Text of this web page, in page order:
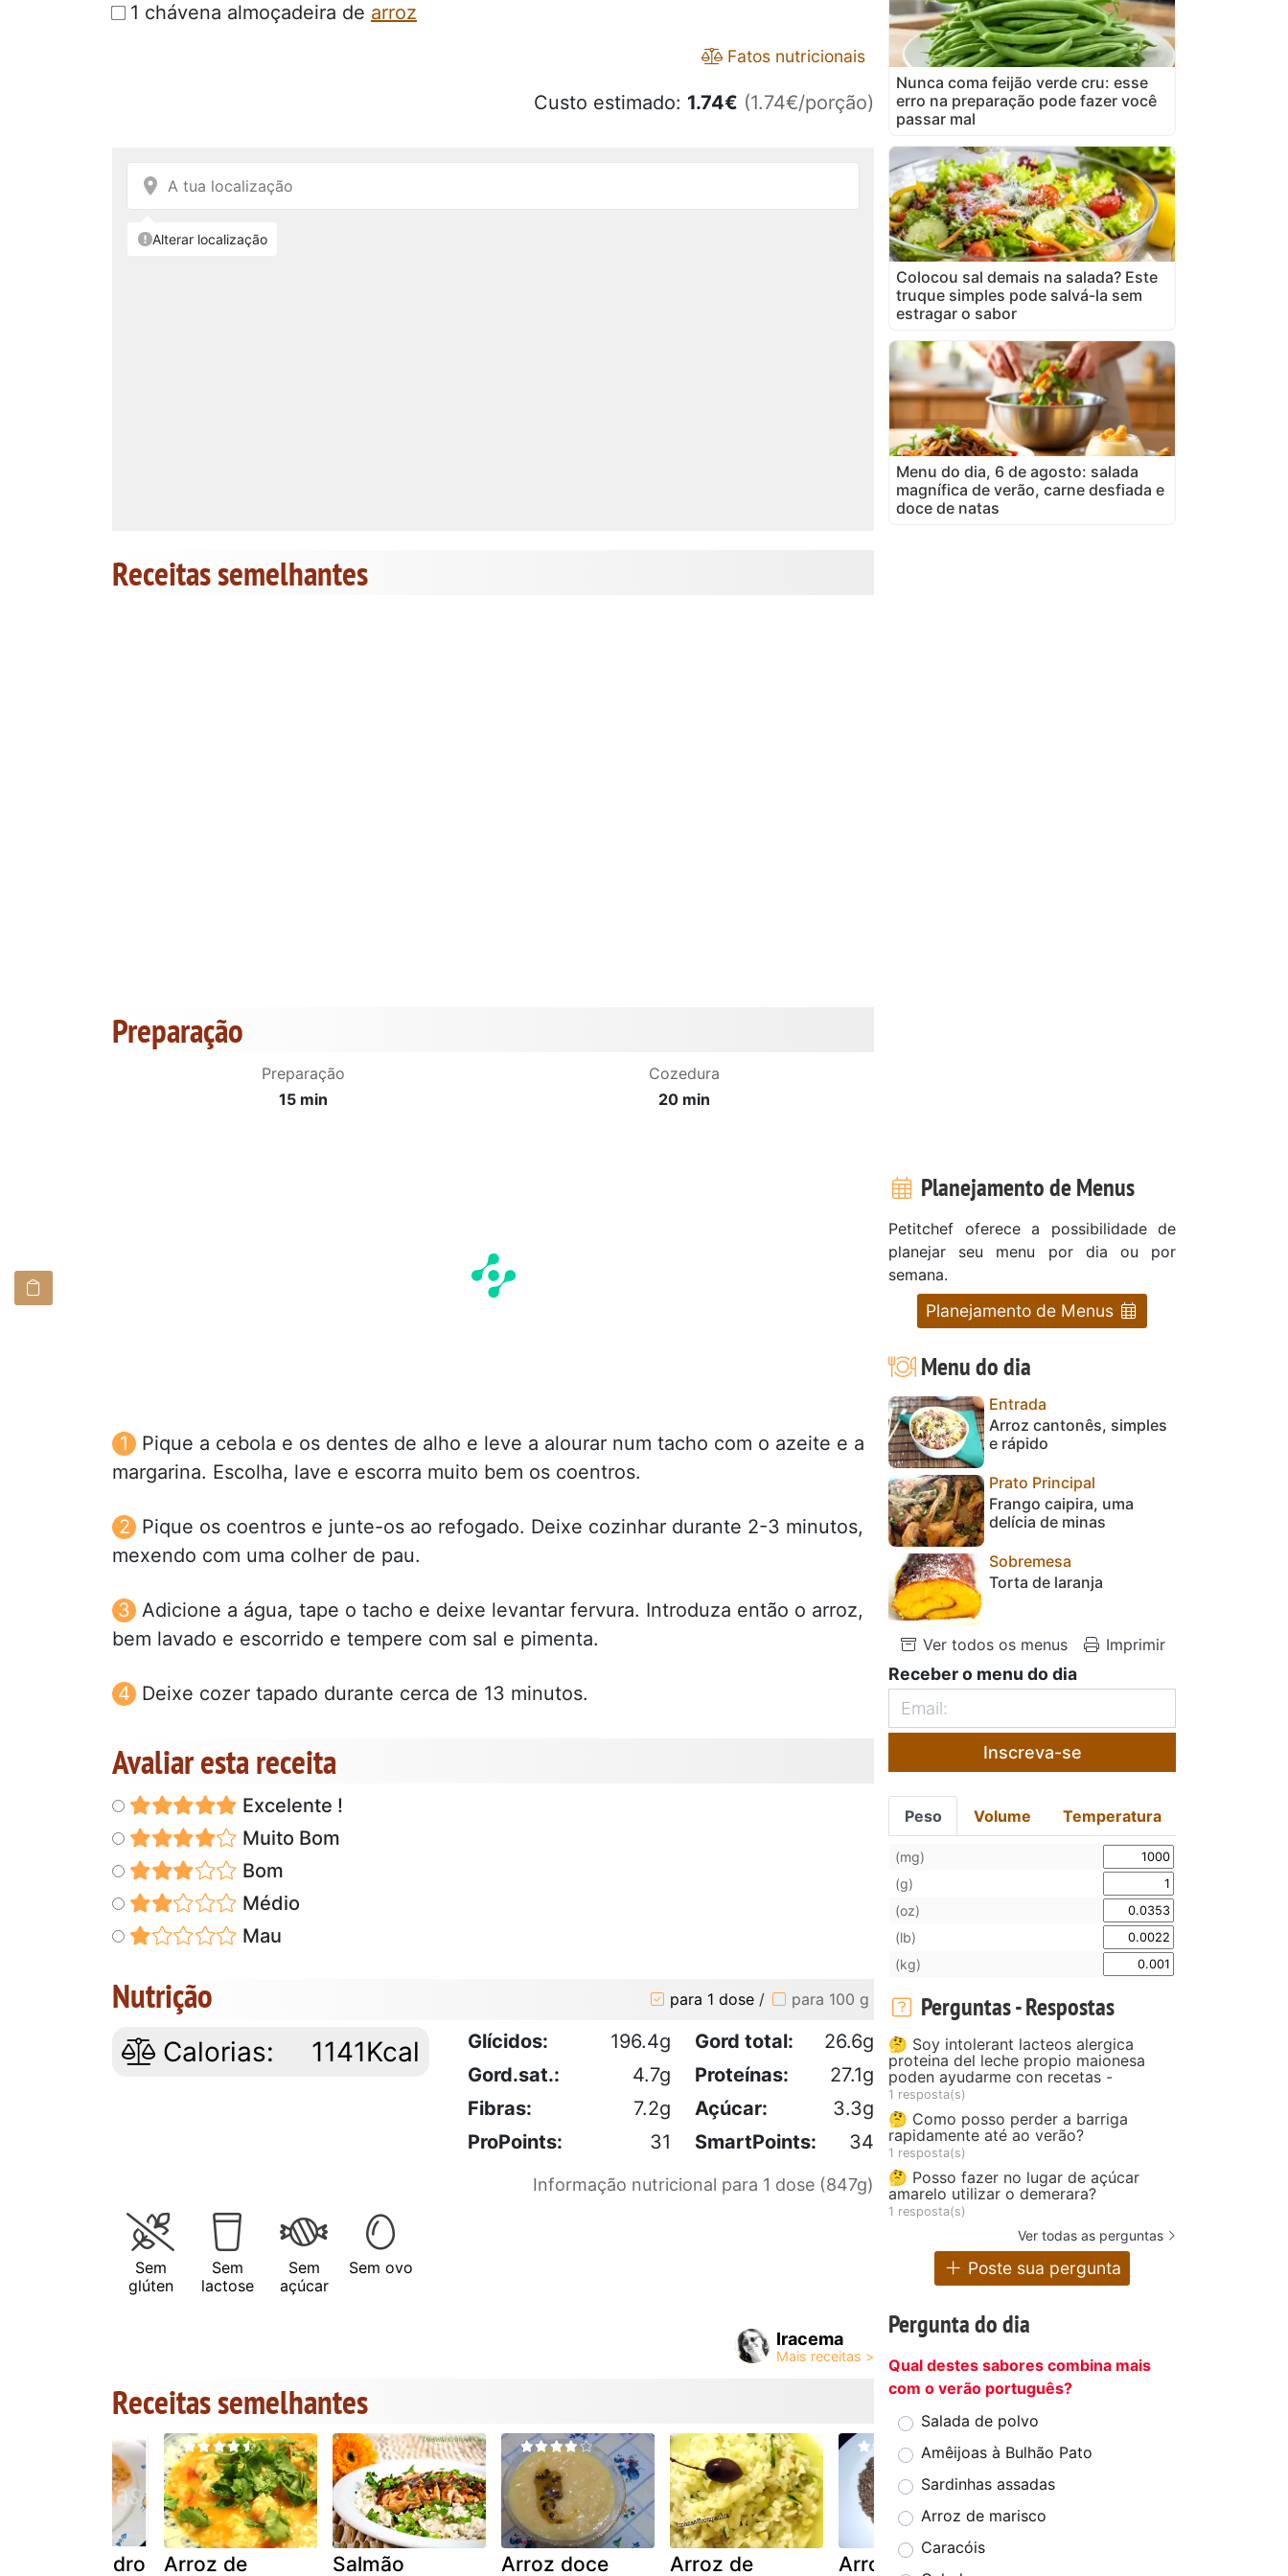
1 chávena almoçadeira de arroz
Fatos nutricionais
Custo estimado: 1.74€ (1.74€/porção)
Receitas semelhantes
Preparação
Preparação
15 min
Cozedura
20 min
Pique a cebola e os dentes de alho e leve a alourar num tacho com o azeite e a
margarina. Escolha, lave e escorra muito bem os coentros.
Pique os coentros e junte-os ao refogado. Deixe cozinhar durante 2-3 minutos,
mexendo com uma colher de pau.
Adicione a água, tape o tacho e deixe levantar fervura. Introduza então o arroz,
bem lavado e escorrido e tempere com sal e pimenta.
Deixe cozer tapado durante cerca de 13 minutos.
Avaliar esta receita
Excelente !
Muito Bom
Bom
Médio
Mau
Nutrição para 1 dose / para 100 g
Calorias: 1141Kcal Glícidos: 196.4g Gord total:
26.6g
Gord.sat.:
4.7g Proteínas:
27.1g
Fibras:
7.2g Açúcar:
3.3g
ProPoints:
31 SmartPoints: 34
Informação nutricional para 1 dose (847g)
Sem
glúten
Sem
lactose
Sem
açúcar
Sem ovo
Iracema
Receitas semelhantes
malandro
Arroz de
Salmão
Arroz doce
Arroz de
Arroz de
Nunca coma feijão verde cru: esse
erro na preparação pode fazer você
passar mal
Colocou sal demais na salada? Este
truque simples pode salvá-la sem
estragar o sabor
Menu do dia, 6 de agosto: salada
magnífica de verão, carne desfiada e
doce de natas
Planejamento de Menus
Petitchef oferece a possibilidade de
planejar seu menu por dia ou por
semana.
Planejamento de Menus
Menu do dia
Entrada
Arroz cantonês, simples
e rápido
Prato Principal
Frango caipira, uma
delícia de minas
Sobremesa
Torta de laranja
Ver todos os menus Imprimir
Receber o menu do dia
Inscreva-se
Peso Volume Temperatura
(mg)
(g)
(oz)
(lb)
(kg)
Perguntas - Respostas
🤔 Soy intolerant lacteos alergica
proteina del leche propio maionesa
poden ayudarme con recetas -
1 resposta(s)
🤔 Como posso perder a barriga
rapidamente até ao verão?
1 resposta(s)
🤔 Posso fazer no lugar de açúcar
amarelo utilizar o demerara?
1 resposta(s)
Ver todas as perguntas
Poste sua pergunta
Pergunta do dia
Qual destes sabores combina mais
com o verão português?
Salada de polvo
Amêijoas à Bulhão Pato
Sardinhas assadas
Arroz de marisco
Caracóis